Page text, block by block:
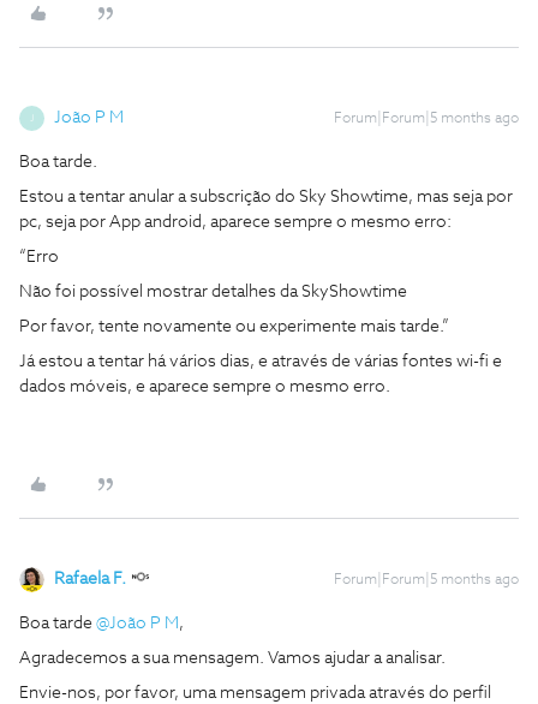
J João P M Forum|Forum|5 months ago
Boa tarde.
Estou a tentar anular a subscrição do Sky Showtime, mas seja por
pc, seja por App android, aparece sempre o mesmo erro:
“Erro
Não foi possível mostrar detalhes da SkyShowtime
Por favor, tente novamente ou experimente mais tarde.”
Já estou a tentar há vários dias, e através de várias fontes wi-fi e
dados móveis, e aparece sempre o mesmo erro.
Rafaela F. Forum|Forum|5 months ago
Boa tarde ​ @João P M ,
Agradecemos a sua mensagem. Vamos ajudar a analisar.
Envie-nos, por favor, uma mensagem privada através do perfil ​